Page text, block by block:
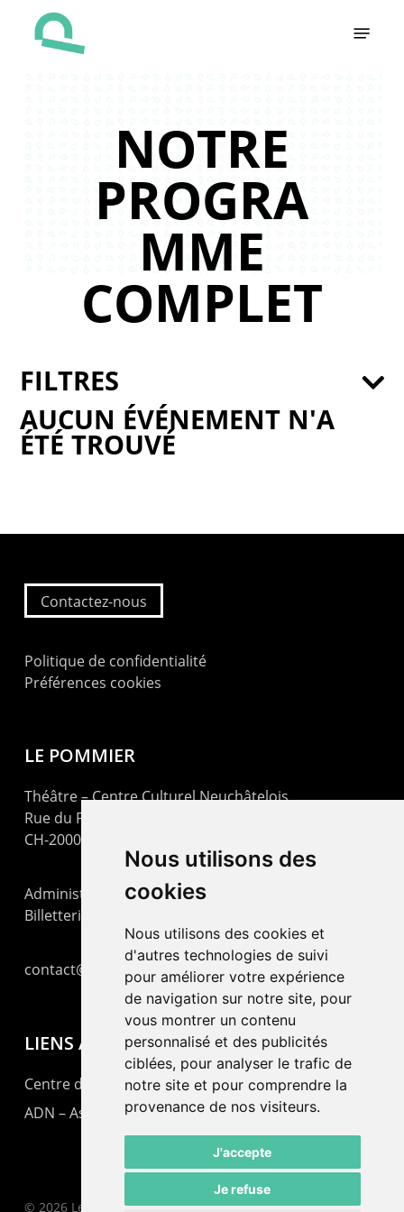
Nous utilisons des
cookies
Nous utilisons des cookies et
d'autres technologies de suivi
pour améliorer votre expérience
de navigation sur notre site, pour
vous montrer un contenu
personnalisé et des publicités
ciblées, pour analyser le trafic de
notre site et pour comprendre la
provenance de nos visiteurs.
J'accepte
Je refuse
NOTRE
PROGRA
MME
COMPLET
AUCUN ÉVÉNEMENT N'A
ÉTÉ TROUVÉ
FILTRES
Contactez-nous
Politique de confidentialité
Préférences cookies
LE POMMIER
Théâtre – Centre Culturel Neuchâtelois
Rue du Pommier 9
CH-2000 Neuchâtel
Administration : +41 32 725 03 03
Billetterie : +41 32 725 05 05
contact@lepommier.ch
LIENS AMIS
Centre de culture ABC
ADN – Association Danse Neuchâtel
© 2026 Le Pommier.